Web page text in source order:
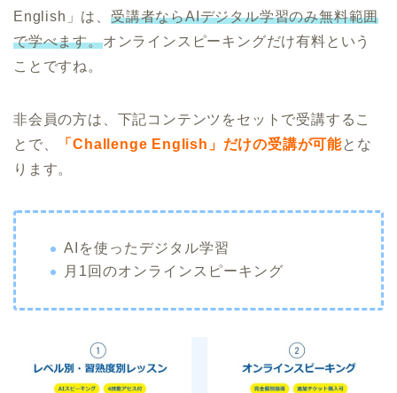
English」は、 受講者ならAIデジタル学習のみ無料範囲
で学べます。オンラインスピーキングだけ有料という
ことですね。
非会員の方は、下記コンテンツをセットで受講するこ
とで、
「Challenge English」だけの受講が可能とな
ります。
AIを使ったデジタル学習
月1回のオンラインスピーキング